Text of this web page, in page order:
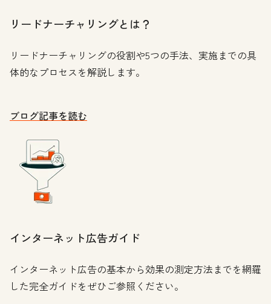
リードナーチャリングとは？
リードナーチャリングの役割や5つの手法、実施までの具
体的なプロセスを解説します。
ブログ記事を読む
インターネット広告ガイド
インターネット広告の基本から効果の測定方法までを網羅
した完全ガイドをぜひご参照ください。